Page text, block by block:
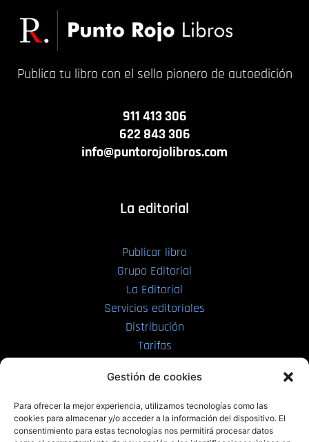
Gestión de cookies
Para ofrecer la mejor experiencia, utilizamos tecnologías como las
cookies para almacenar y/o acceder a la información del dispositivo. El
consentimiento para estas tecnologías nos permitirá procesar datos
Publica tu libro con el sello pionero de autoedición
911 413 306
622 843 306
info@puntorojolibros.com
La editorial
Publicar libro
Grupo Editorial
La Editorial
Servicios editoriales
Distribución
Tarifas
PRL | Films